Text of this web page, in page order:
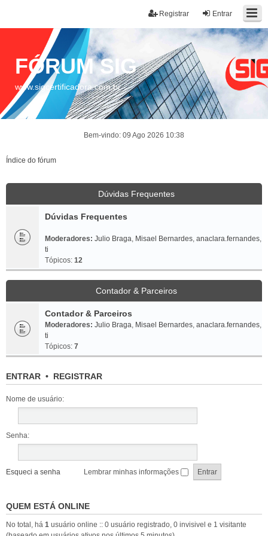
Entrar
Registrar
FÓRUM SIG
www.sigcertificadora.com.br
Bem-vindo: 09 Ago 2026 10:38
Índice do fórum
Dúvidas Frequentes
Dúvidas Frequentes
Moderadores: Julio Braga, Misael Bernardes, anaclara.fernandes,
ti
Tópicos: 12
Contador & Parceiros
Contador & Parceiros
Moderadores: Julio Braga, Misael Bernardes, anaclara.fernandes,
ti
Tópicos: 7
ENTRAR • REGISTRAR
Nome de usuário:
Senha:
Esqueci a senha Lembrar minhas informações
QUEM ESTÁ ONLINE
No total, há 1 usuário online :: 0 usuário registrado, 0 invisivel e 1 visitante